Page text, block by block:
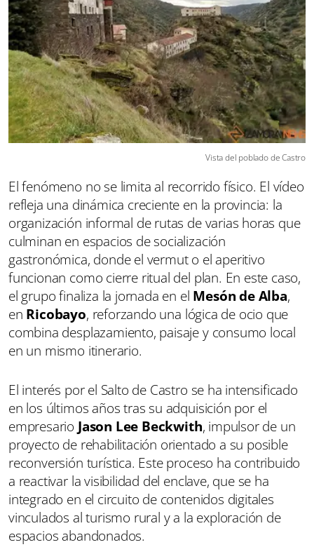
Vista del poblado de Castro
El fenómeno no se limita al recorrido físico. El vídeo
refleja una dinámica creciente en la provincia: la
organización informal de rutas de varias horas que
culminan en espacios de socialización
gastronómica, donde el vermut o el aperitivo
funcionan como cierre ritual del plan. En este caso,
el grupo finaliza la jornada en el Mesón de Alba,
en Ricobayo, reforzando una lógica de ocio que
combina desplazamiento, paisaje y consumo local
en un mismo itinerario.
El interés por el Salto de Castro se ha intensificado
en los últimos años tras su adquisición por el
empresario Jason Lee Beckwith, impulsor de un
proyecto de rehabilitación orientado a su posible
reconversión turística. Este proceso ha contribuido
a reactivar la visibilidad del enclave, que se ha
integrado en el circuito de contenidos digitales
vinculados al turismo rural y a la exploración de
espacios abandonados.